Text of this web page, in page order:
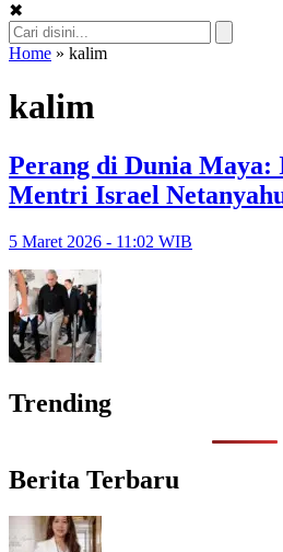
✖
Home » kalim
kalim
Perang di Dunia Maya:
Mentri Israel
5 Maret 2026 - 11:02 WIB
Trending
Berita Terbaru